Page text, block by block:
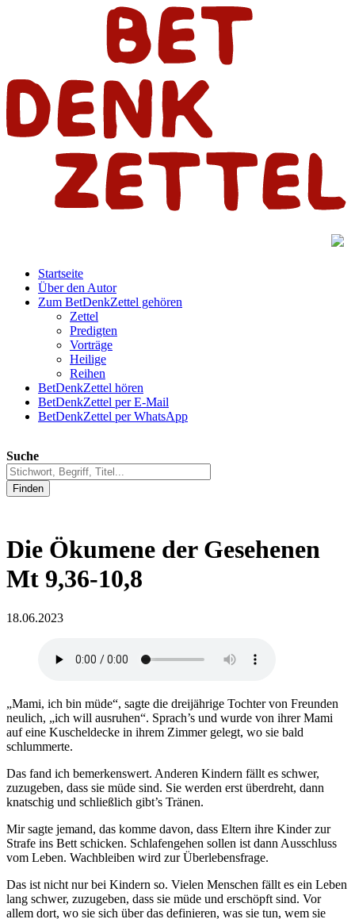
Startseite
Über den Autor
Zum BetDenkZettel gehören
Zettel
Predigten
Vorträge
Heilige
Reihen
BetDenkZettel hören
BetDenkZettel per E-Mail
BetDenkZettel per WhatsApp
Suche
Finden
Die Ökumene der Gesehenen
Mt 9,36-10,8
18.06.2023
„Mami, ich bin müde“, sagte die dreijährige Tochter von Freunden
neulich, „ich will ausruhen“. Sprach’s und wurde von ihrer Mami
auf eine Kuscheldecke in ihrem Zimmer gelegt, wo sie bald
schlummerte.
Das fand ich bemerkenswert. Anderen Kindern fällt es schwer,
zuzugeben, dass sie müde sind. Sie werden erst überdreht, dann
knatschig und schließlich gibt’s Tränen.
Mir sagte jemand, das komme davon, dass Eltern ihre Kinder zur
Strafe ins Bett schicken. Schlafengehen sollen ist dann Ausschluss
vom Leben. Wachbleiben wird zur Überlebensfrage.
Das ist nicht nur bei Kindern so. Vielen Menschen fällt es ein Leben
lang schwer, zuzugeben, dass sie müde und erschöpft sind. Vor
allem dort, wo sie sich über das definieren, was sie tun, wem sie